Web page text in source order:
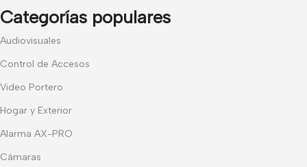
Categorías populares
Audiovisuales
Control de Accesos
Video Portero
Hogar y Exterior
Alarma AX-PRO
Cámaras